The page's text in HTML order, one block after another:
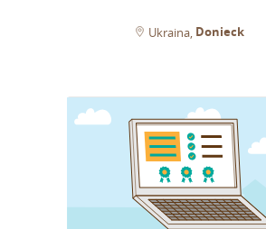
Ukraina Donieck